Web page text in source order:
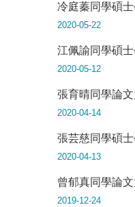
冷庭蓁同學碩
2020-05-22
江佩諭同學碩
2020-05-12
張育晴同學論
2020-04-14
張芸慈同學碩
2020-04-13
曾郁真同學論
2019-12-24